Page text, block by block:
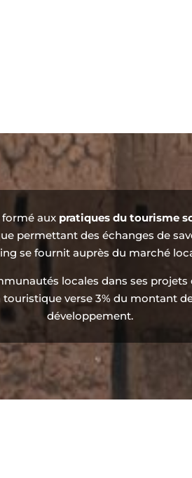
aux pratiques du tourisme
permettant des échanges de
se fournit auprès du marché
locales dans ses
verse 3% du montant
développement.